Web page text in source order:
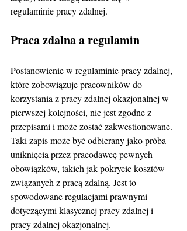
regulaminie pracy zdalnej.
Praca zdalna a regulamin
Postanowienie w regulaminie pracy zdalnej,
które zobowiązuje pracowników do
korzystania z pracy zdalnej okazjonalnej w
pierwszej kolejności, nie jest zgodne z
przepisami i może zostać zakwestionowane.
Taki zapis może być odbierany jako próba
uniknięcia przez pracodawcę pewnych
obowiązków, takich jak pokrycie kosztów
związanych z pracą zdalną. Jest to
spowodowane regulacjami prawnymi
dotyczącymi klasycznej pracy zdalnej i
pracy zdalnej okazjonalnej.